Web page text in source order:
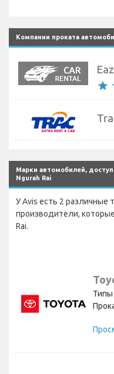
Компании проката
star
Марки автомобилей,
Ngurah Rai
У Avis есть 2 различные
производители,
Rai.
Типы